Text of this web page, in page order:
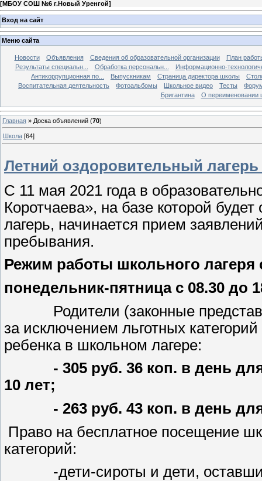
[МБОУ СОШ №6 г.Новый Уренгой]
Вход на сайт
Меню сайта
Новости Объявления Сведения об образовательной организации
План
Результаты специальн...
Обработка персональн...
Информационно-
Антикоррупционная по...
Выпускникам Страница директора школы
Воспитательная деятельность
Фотоальбомы Школьное видео Тесты
Бригантина
О переименовании
Главная » Доска объявлений (70)
Школа [64]
Летний оздоровительный лагерь
С 11 мая 2021 года в
Коротчаева», на базе которой
лагерь, начинается прием
пребывания.
Режим работы школьного лагеря
понедельник-пятница с 08.30 до
Родители (законные
за исключением льготных
ребенка в школьном лагере:
- 305 руб. 36 коп. в день
10 лет;
- 263 руб. 43 коп. в день для
Право на бесплатное посещение
категорий:
-дети-сироты и дети,